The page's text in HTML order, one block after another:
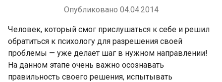
Опубликовано 04.04.2014
Человек, который смог прислушаться к себе и решил
обратиться к психологу для разрешения своей
проблемы — уже делает шаг в нужном направлении!
На данном этапе очень важно осознавать
правильность своего решения, испытывать